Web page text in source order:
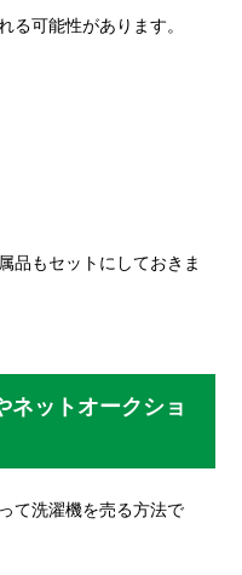
る可能性があります。
品もセットにしておきま
ネットオークショ
て洗濯機を売る方法で